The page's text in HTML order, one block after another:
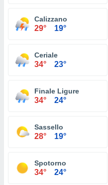
Calizzano
29° 19°
Ceriale
34° 23°
Finale Ligure
34° 24°
Sassello
28° 19°
Spotorno
34° 24°